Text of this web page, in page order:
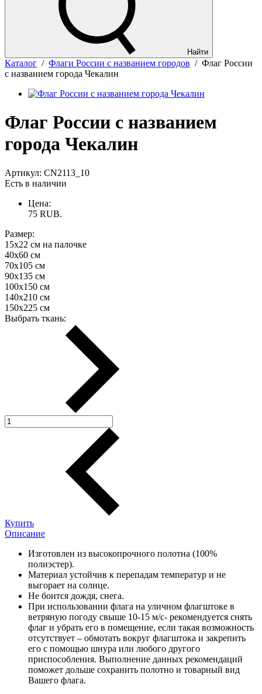
Найти
Каталог / Флаги России с названием городов / Флаг России
с названием города Чекалин
Флаг России с названием
города Чекалин
Артикул: CN2113_10
Есть в наличии
Цена:
75 RUB.
Размер:
15х22 см на палочке
40х60 см
70х105 см
90х135 см
100х150 см
140х210 см
150х225 см
Выбрать ткань:
Купить
Описание
Изготовлен из высокопрочного полотна (100%
полиэстер).
Материал устойчив к перепадам температур и не
выгорает на солнце.
Не боится дождя, снега.
При использовании флага на уличном флагштоке в
ветряную погоду свыше 10-15 м/с- рекомендуется снять
флаг и убрать его в помещение, если такая возможность
отсутствует – обмотать вокруг флагштока и закрепить
его с помощью шнура или любого другого
приспособления. Выполнение данных рекомендаций
поможет дольше сохранить полотно и товарный вид
Вашего флага.